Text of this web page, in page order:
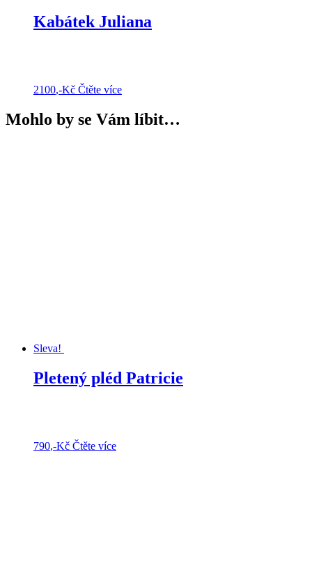
Kabátek Juliana
2100,-Kč Čtěte více
Mohlo by se Vám líbit…
Sleva!
Pletený pléd Patricie
790,-Kč Čtěte více